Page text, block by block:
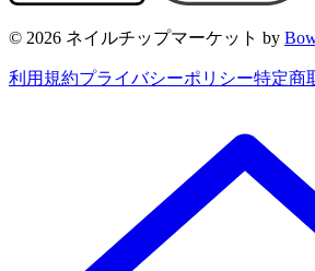
© 2026 ネイルチップマーケット by
利用規約プライバシーポリシー特定商